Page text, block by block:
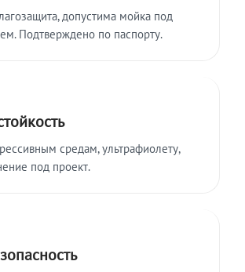
допустима мойка под
Подтверждено по паспорту.
средам, ультрафиолету,
под проект.